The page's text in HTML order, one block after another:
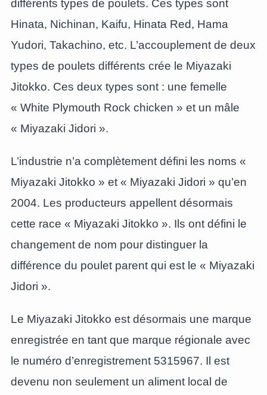
différents types de poulets. Ces types sont
Hinata, Nichinan, Kaifu, Hinata Red, Hama
Yudori, Takachino, etc. L’accouplement de deux
types de poulets différents crée le Miyazaki
Jitokko. Ces deux types sont : une femelle
« White Plymouth Rock chicken » et un mâle
« Miyazaki Jidori ».
L’industrie n’a complètement défini les noms «
Miyazaki Jitokko » et « Miyazaki Jidori » qu’en
2004. Les producteurs appellent désormais
cette race « Miyazaki Jitokko ». Ils ont défini le
changement de nom pour distinguer la
différence du poulet parent qui est le « Miyazaki
Jidori ».
Le Miyazaki Jitokko est désormais une marque
enregistrée en tant que marque régionale avec
le numéro d’enregistrement 5315967. Il est
devenu non seulement un aliment local de